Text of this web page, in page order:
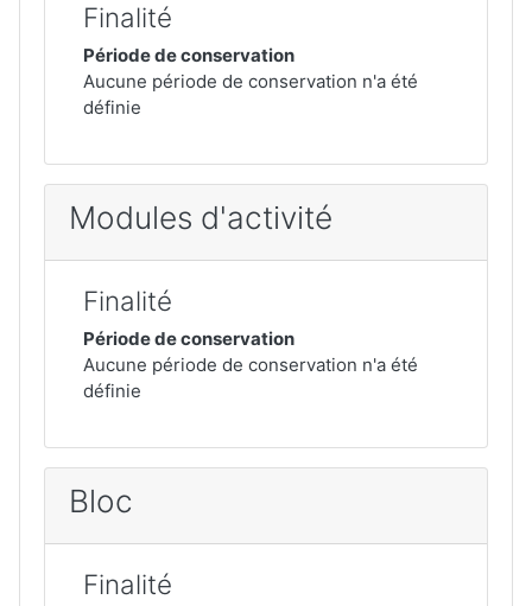
Finalité
Période de conservation
Aucune période de conservation n'a été
définie
Modules d'activité
Finalité
Période de conservation
Aucune période de conservation n'a été
définie
Bloc
Finalité